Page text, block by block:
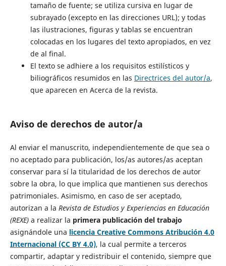
tamaño de fuente; se utiliza cursiva en lugar de
subrayado (excepto en las direcciones URL); y todas
las ilustraciones, figuras y tablas se encuentran
colocadas en los lugares del texto apropiados, en vez
de al final.
El texto se adhiere a los requisitos estilísticos y
biliográficos resumidos en las Directrices del autor/a,
que aparecen en Acerca de la revista.
Aviso de derechos de autor/a
Al enviar el manuscrito, independientemente de que sea o
no aceptado para publicación, los/as autores/as aceptan
conservar para sí la titularidad de los derechos de autor
sobre la obra, lo que implica que mantienen sus derechos
patrimoniales. Asimismo, en caso de ser aceptado,
autorizan a la Revista de Estudios y Experiencias en Educación
(REXE) a realizar la primera publicación del trabajo
asignándole una licencia Creative Commons Atribución 4.0
Internacional (CC BY 4.0), la cual permite a terceros
compartir, adaptar y redistribuir el contenido, siempre que